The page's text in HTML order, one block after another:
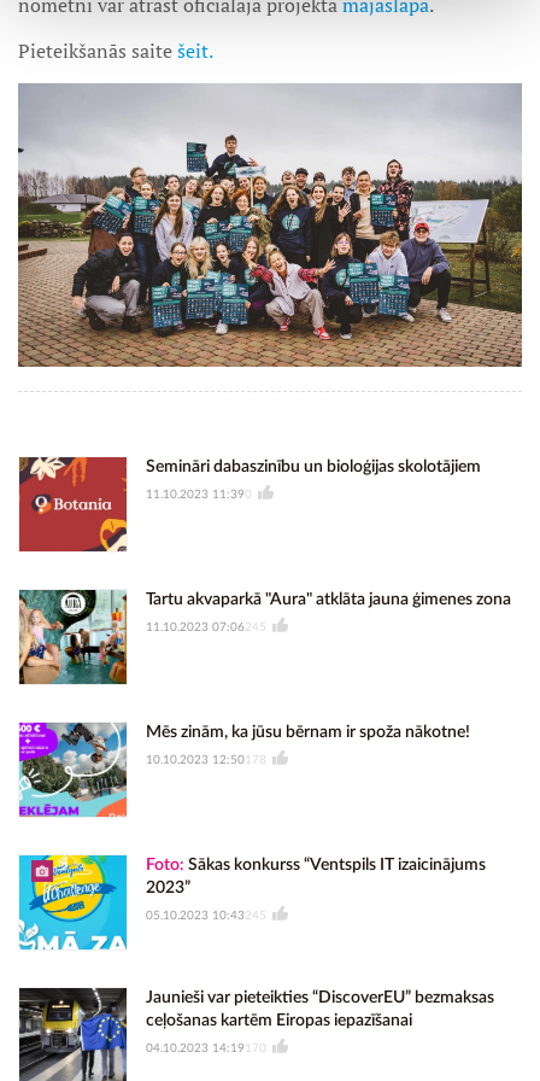
Pieteikšanās saitešeit.
Semināri dabaszinību un bioloģijas skolotājiem
11.10.2023 11:390
Tartu akvaparkā "Aura" atklāta jauna ģimenes zona
11.10.2023 07:06245
Mēs zinām, ka jūsu bērnam ir spoža nākotne!
10.10.2023 12:50178
Foto: Sākas konkurss “Ventspils IT izaicinājums
2023”
05.10.2023 10:43 245
Jaunieši var pieteikties “DiscoverEU” bezmaksas
ceļošanas kartēm Eiropas iepazīšanai
04.10.2023 14:19 170